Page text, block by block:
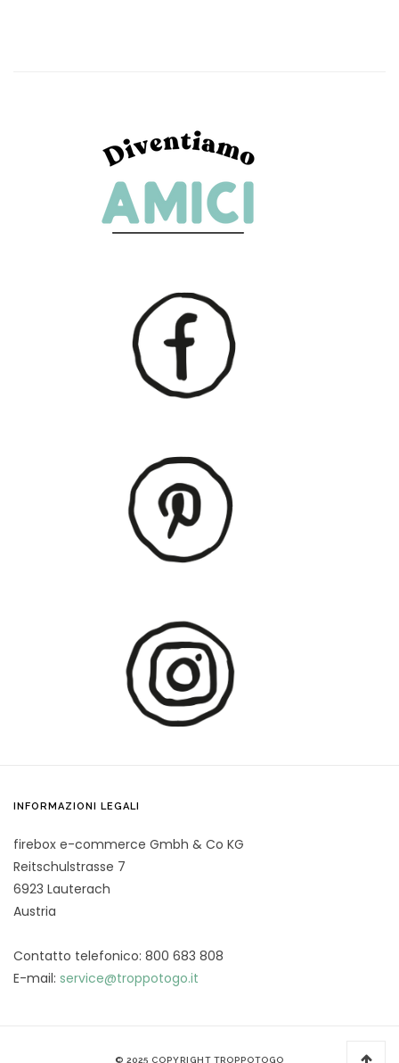
INFORMAZIONI LEGALI
firebox e-commerce Gmbh & Co KG
Reitschulstrasse 7
6923 Lauterach
Austria
Contatto telefonico: 800 683 808
E-mail: service@troppotogo.it
© 2025 COPYRIGHT TROPPOTOGO